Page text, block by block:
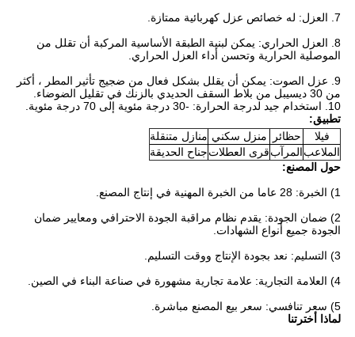
7. العزل: له خصائص عزل كهربائية ممتازة.
8. العزل الحراري: يمكن لبنية الطبقة الأساسية المركبة أن تقلل من
الموصلية الحرارية وتحسن أداء العزل الحراري.
9. عزل الصوت: يمكن أن يقلل بشكل فعال من ضجيج تأثير المطر ، أكثر
من 30 ديسيبل من بلاط السقف الحديدي بالزنك في تقليل الضوضاء.
10. استخدام جيد لدرجة الحرارة: -30 درجة مئوية إلى 70 درجة مئوية.
تطبيق:
فيلا
حظائر منزل سكني منازل متنقلة
الملاعبالمرآبقرى العطلاتجناح الحديقة
حول المصنع:
1) الخبرة: 28 عاما من الخبرة المهنية في إنتاج المصنع.
2) ضمان الجودة: يقدم نظام مراقبة الجودة الاحترافي ومعايير ضمان
الجودة جميع أنواع الشهادات.
3) التسليم: نعد بجودة الإنتاج ووقت التسليم.
4) العلامة التجارية: علامة تجارية مشهورة في صناعة البناء في الصين.
5) سعر تنافسي: سعر بيع المصنع مباشرة.
لماذا أخترتنا